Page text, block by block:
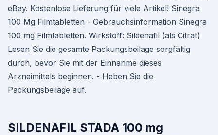
eBay. Kostenlose Lieferung für viele Artikel! Sinegra
100 Mg Filmtabletten - Gebrauchsinformation Sinegra
100 mg Filmtabletten. Wirkstoff: Sildenafil (als Citrat)
Lesen Sie die gesamte Packungsbeilage sorgfältig
durch, bevor Sie mit der Einnahme dieses
Arzneimittels beginnen. - Heben Sie die
Packungsbeilage auf.
SILDENAFIL STADA 100 mg